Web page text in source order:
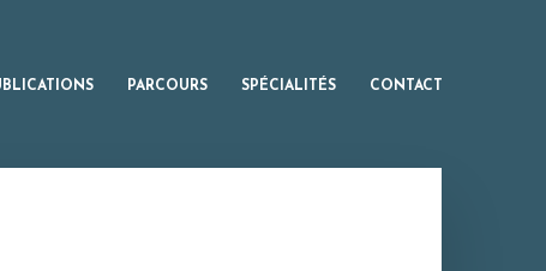
PARCOURS SPÉCIALITÉS CONTACT